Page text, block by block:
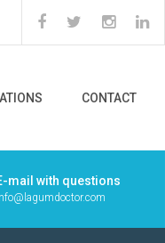
CONTACT
mail with questions